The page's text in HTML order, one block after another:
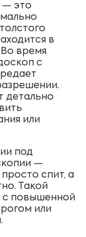
— это
в
время
с
детально
или
под
—
спит, а
Такой
с повышенной
или